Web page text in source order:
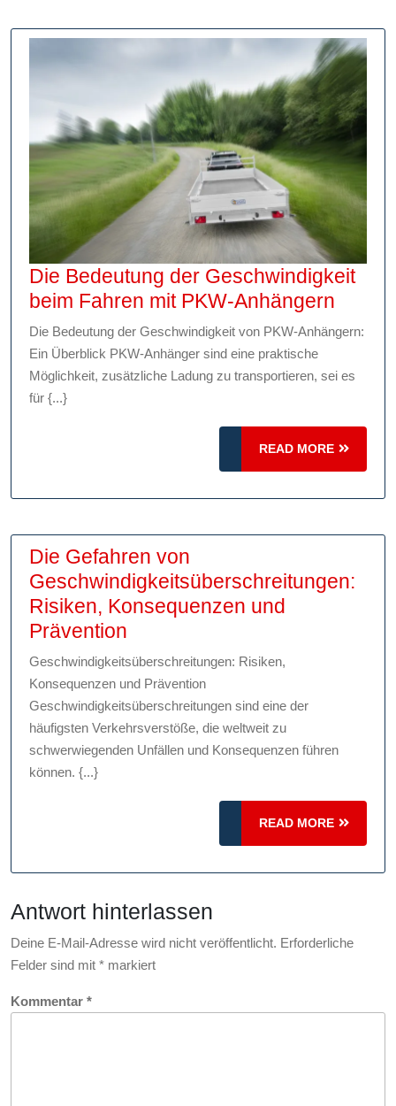
Transport
Die Bedeutung der Geschwindigkeit
beim Fahren mit PKW-Anhängern
mit
PKW-
Die Bedeutung der Geschwindigkeit von PKW-Anhängern:
Ein Überblick PKW-Anhänger sind eine praktische
Möglichkeit, zusätzliche Ladung zu transportieren, sei es
für {...}
READ MORE
READ
MORE
Die Gefahren von
Geschwindigkeitsüberschreitungen:
Risiken, Konsequenzen und
Prävention
Gefahren
von
Risiken,
Konsequenzen
Prävention
Geschwindigkeitsüberschreitungen: Risiken,
Konsequenzen und Prävention
Geschwindigkeitsüberschreitungen sind eine der
häufigsten Verkehrsverstöße, die weltweit zu
schwerwiegenden Unfällen und Konsequenzen führen
können. {...}
READ MORE
READ
MORE
Antwort hinterlassen
Deine E-Mail-Adresse wird nicht veröffentlicht. Erforderliche
Felder sind mit * markiert
Kommentar *